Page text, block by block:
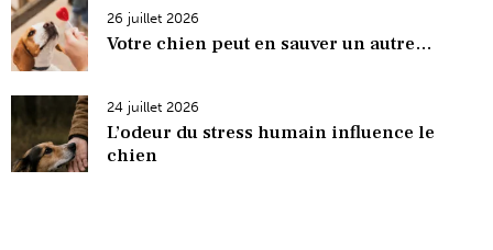
26 juillet 2026
Votre chien peut en sauver un autre…
24 juillet 2026
L’odeur du stress humain influence le
chien